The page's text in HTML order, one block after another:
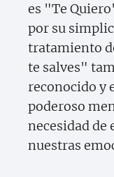
es "Te
por su
tratamiento
te salves"
reconocido y
poderoso
necesidad
nuestras